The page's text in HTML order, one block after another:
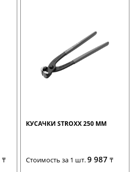
₸
КУСАЧКИ STROXX 250 ММ
Стоимость за 1 шт.9 987₸